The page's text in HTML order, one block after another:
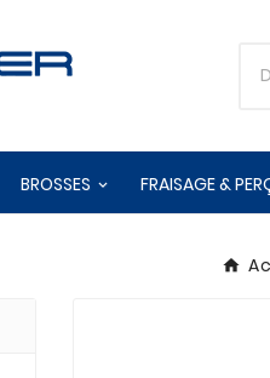
BROSSES FRAISAGE &